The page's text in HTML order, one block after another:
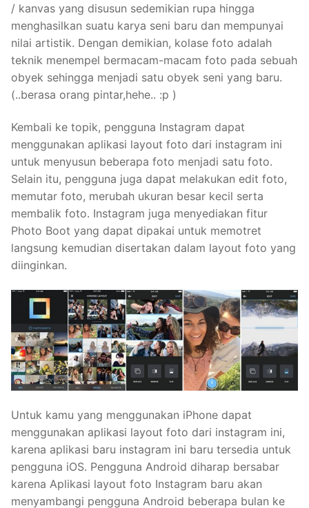
/ kanvas yang disusun sedemikian rupa hingga
menghasilkan suatu karya seni baru dan mempunyai
nilai artistik. Dengan demikian, kolase foto adalah
teknik menempel bermacam-macam foto pada sebuah
obyek sehingga menjadi satu obyek seni yang baru.
(..berasa orang pintar,hehe.. :p )
Kembali ke topik, pengguna Instagram dapat
menggunakan aplikasi layout foto dari instagram ini
untuk menyusun beberapa foto menjadi satu foto.
Selain itu, pengguna juga dapat melakukan edit foto,
memutar foto, merubah ukuran besar kecil serta
membalik foto. Instagram juga menyediakan fitur
Photo Boot yang dapat dipakai untuk memotret
langsung kemudian disertakan dalam layout foto yang
diinginkan.
Untuk kamu yang menggunakan iPhone dapat
menggunakan aplikasi layout foto dari instagram ini,
karena aplikasi baru instagram ini baru tersedia untuk
pengguna iOS. Pengguna Android diharap bersabar
karena Aplikasi layout foto Instagram baru akan
menyambangi pengguna Android beberapa bulan ke